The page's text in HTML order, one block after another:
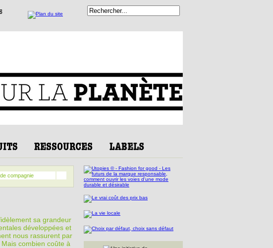
compagnie
sa grandeur
développées et
nous rassurent par
combien coûte à